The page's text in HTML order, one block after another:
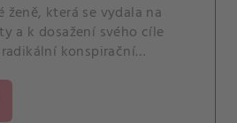
ženě, která se vydala na
a k dosažení svého cíle
konspirační
její život, a je pro ni těžké
temnou stránkou své práce.